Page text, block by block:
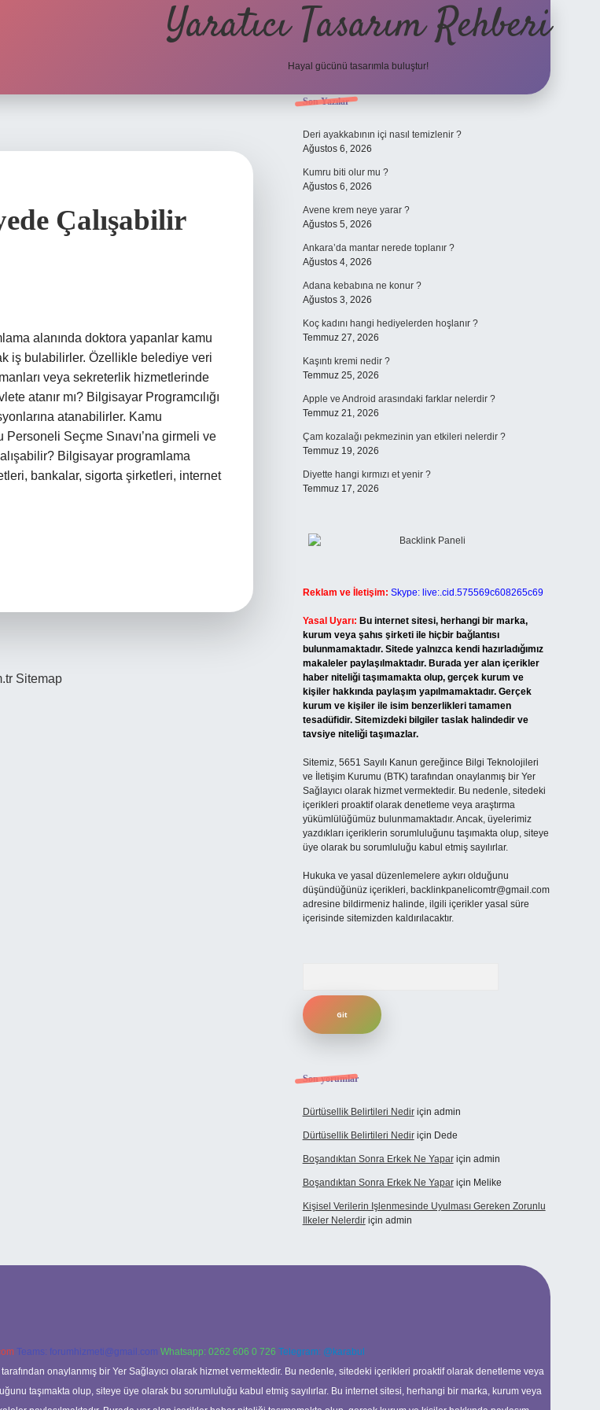
Yaratıcı Tasarım Rehberi
Hayal gücünü tasarımla buluştur!
Çalışabilir
alanında doktora yapanlar kamu
iş bulabilirler. Özellikle belediye veri
veya sekreterlik hizmetlerinde
atanır mı? Bilgisayar Programcılığı
atanabilirler. Kamu
Seçme Sınavı’na girmeli ve
Bilgisayar programlama
bankalar, sigorta şirketleri, internet
Sitemap
Sidebar
Son Yazılar
Deri ayakkabının içi nasıl temizlenir ?
Ağustos 6, 2026
Kumru biti olur mu ?
Ağustos 6, 2026
Avene krem neye yarar ?
Ağustos 5, 2026
Ankara’da mantar nerede toplanır ?
Ağustos 4, 2026
Adana kebabına ne konur ?
Ağustos 3, 2026
Koç kadını hangi hediyelerden hoşlanır ?
Temmuz 27, 2026
Kaşıntı kremi nedir ?
Temmuz 25, 2026
Apple ve Android arasındaki farklar nelerdir ?
Temmuz 21, 2026
Çam kozalağı pekmezinin yan etkileri nelerdir ?
Temmuz 19, 2026
Diyette hangi kırmızı et yenir ?
Temmuz 17, 2026
Reklam ve İletişim: Skype: live:.cid.575569c608265c69
Yasal Uyarı: Bu internet sitesi, herhangi bir marka,
kurum veya şahıs şirketi ile hiçbir bağlantısı
bulunmamaktadır. Sitede yalnızca kendi hazırladığımız
makaleler paylaşılmaktadır. Burada yer alan içerikler
haber niteliği taşımamakta olup, gerçek kurum ve
kişiler hakkında paylaşım yapılmamaktadır. Gerçek
kurum ve kişiler ile isim benzerlikleri tamamen
tesadüfidir. Sitemizdeki bilgiler taslak halindedir ve
tavsiye niteliği taşımazlar.
Sitemiz, 5651 Sayılı Kanun gereğince Bilgi Teknolojileri
ve İletişim Kurumu (BTK) tarafından onaylanmış bir Yer
Sağlayıcı olarak hizmet vermektedir. Bu nedenle, sitedeki
içerikleri proaktif olarak denetleme veya araştırma
yükümlülüğümüz bulunmamaktadır. Ancak, üyelerimiz
yazdıkları içeriklerin sorumluluğunu taşımakta olup, siteye
üye olarak bu sorumluluğu kabul etmiş sayılırlar.
Hukuka ve yasal düzenlemelere aykırı olduğunu
düşündüğünüz içerikleri, backlinkpanelicomtr@gmail.com
adresine bildirmeniz halinde, ilgili içerikler yasal süre
içerisinde sitemizden kaldırılacaktır.
Son yorumlar
Dürtüsellik Belirtileri Nediriçin admin
Dürtüsellik Belirtileri Nediriçin Dede
Boşandıktan Sonra Erkek Ne Yapariçin admin
Boşandıktan Sonra Erkek Ne Yapariçin Melike
Kişisel Verilerin Işlenmesinde Uyulması Gereken Zorunlu
Ilkeler Nelerdiriçin admin
Teams: forumhizmeti@gmail.com Whatsapp: 0262 606 0 726 Telegram: @karabul
onaylanmış bir Yer Sağlayıcı olarak hizmet vermektedir. Bu nedenle, sitedeki içerikleri proaktif olarak denetleme veya
taşımakta olup, siteye üye olarak bu sorumluluğu kabul etmiş sayılırlar. Bu internet sitesi, herhangi bir marka, kurum veya